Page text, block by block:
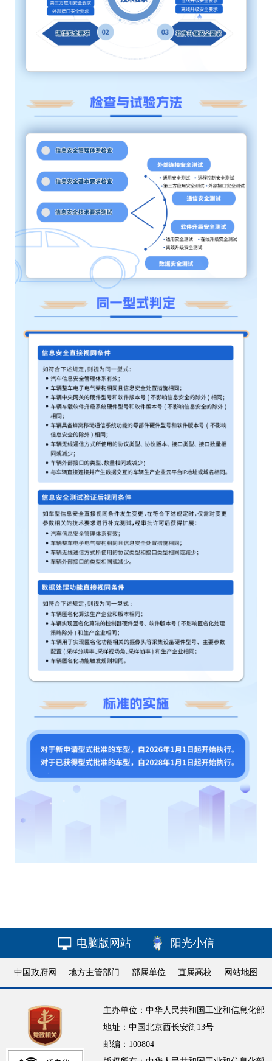
电脑版网站 阳光小信
中国政府网 地方主管部门 部属单位 直属高校 网站地图
主办单位：中华人民共和国工业和信息化部
地址：中国北京西长安街13号
邮编：100804